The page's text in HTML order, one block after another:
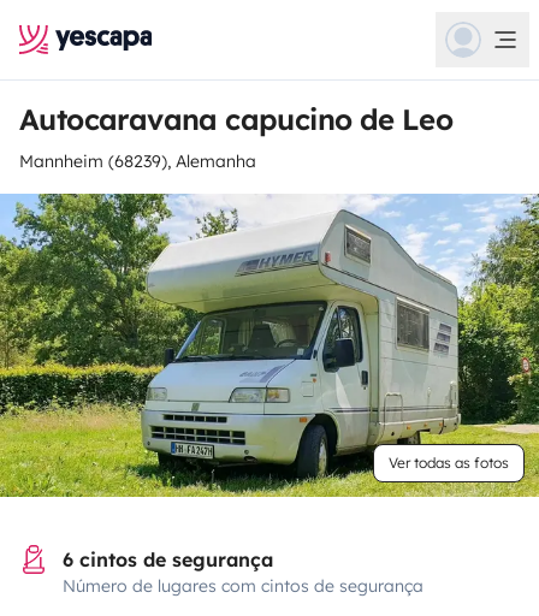
Autocaravana capucino de Leo
Mannheim (68239), Alemanha
Ver todas as fotos
6 cintos de segurança
Número de lugares com cintos de segurança